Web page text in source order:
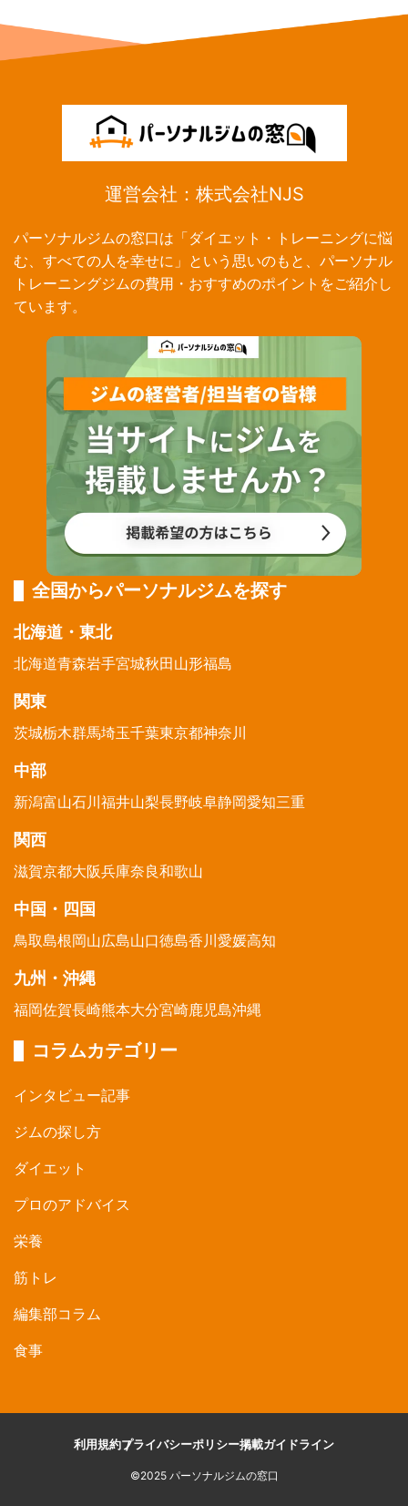
運営会社：株式会社NJS
パーソナルジムの窓口は「ダイエット・トレーニングに悩
む、すべての人を幸せに」という思いのもと、パーソナル
トレーニングジムの費用・おすすめのポイントをご紹介し
ています。
全国からパーソナルジムを探す
北海道・東北
北海道青森岩手宮城秋田山形福島
関東
茨城栃木群馬埼玉千葉東京都神奈川
中部
新潟富山石川 福井山梨長野岐阜静岡愛知三重
関西
滋賀京都大阪兵庫奈良和歌山
中国・四国
鳥取島根岡山広島山口徳島香川 愛媛高知
九州・沖縄
福岡佐賀長崎熊本大分宮崎鹿児島沖縄
コラムカテゴリー
インタビュー記事
ジムの探し方
ダイエット
プロのアドバイス
栄養
筋トレ
編集部コラム
食事
利用規約プライバシーポリシー掲載ガイドライン
©2025 パーソナルジムの窓口